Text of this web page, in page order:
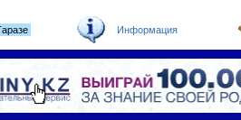
Информация